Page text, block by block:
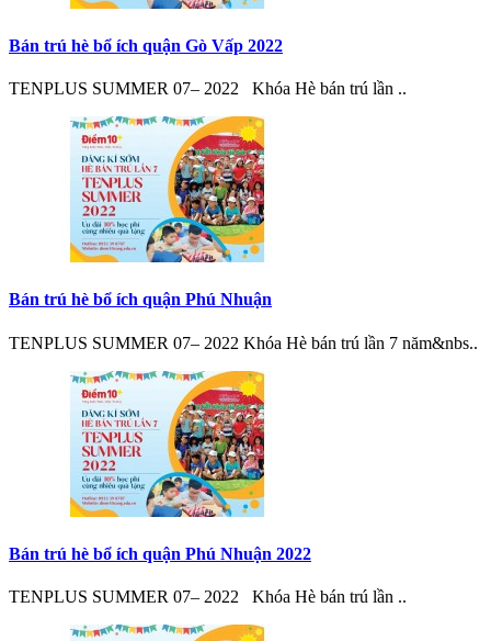
Bán trú hè bổ ích quận Gò Vấp 2022
TENPLUS SUMMER 07– 2022 Khóa Hè bán trú lần ..
Bán trú hè bổ ích quận Phú Nhuận
TENPLUS SUMMER 07– 2022 Khóa Hè bán trú lần 7 năm&nbs..
Bán trú hè bổ ích quận Phú Nhuận 2022
TENPLUS SUMMER 07– 2022 Khóa Hè bán trú lần ..